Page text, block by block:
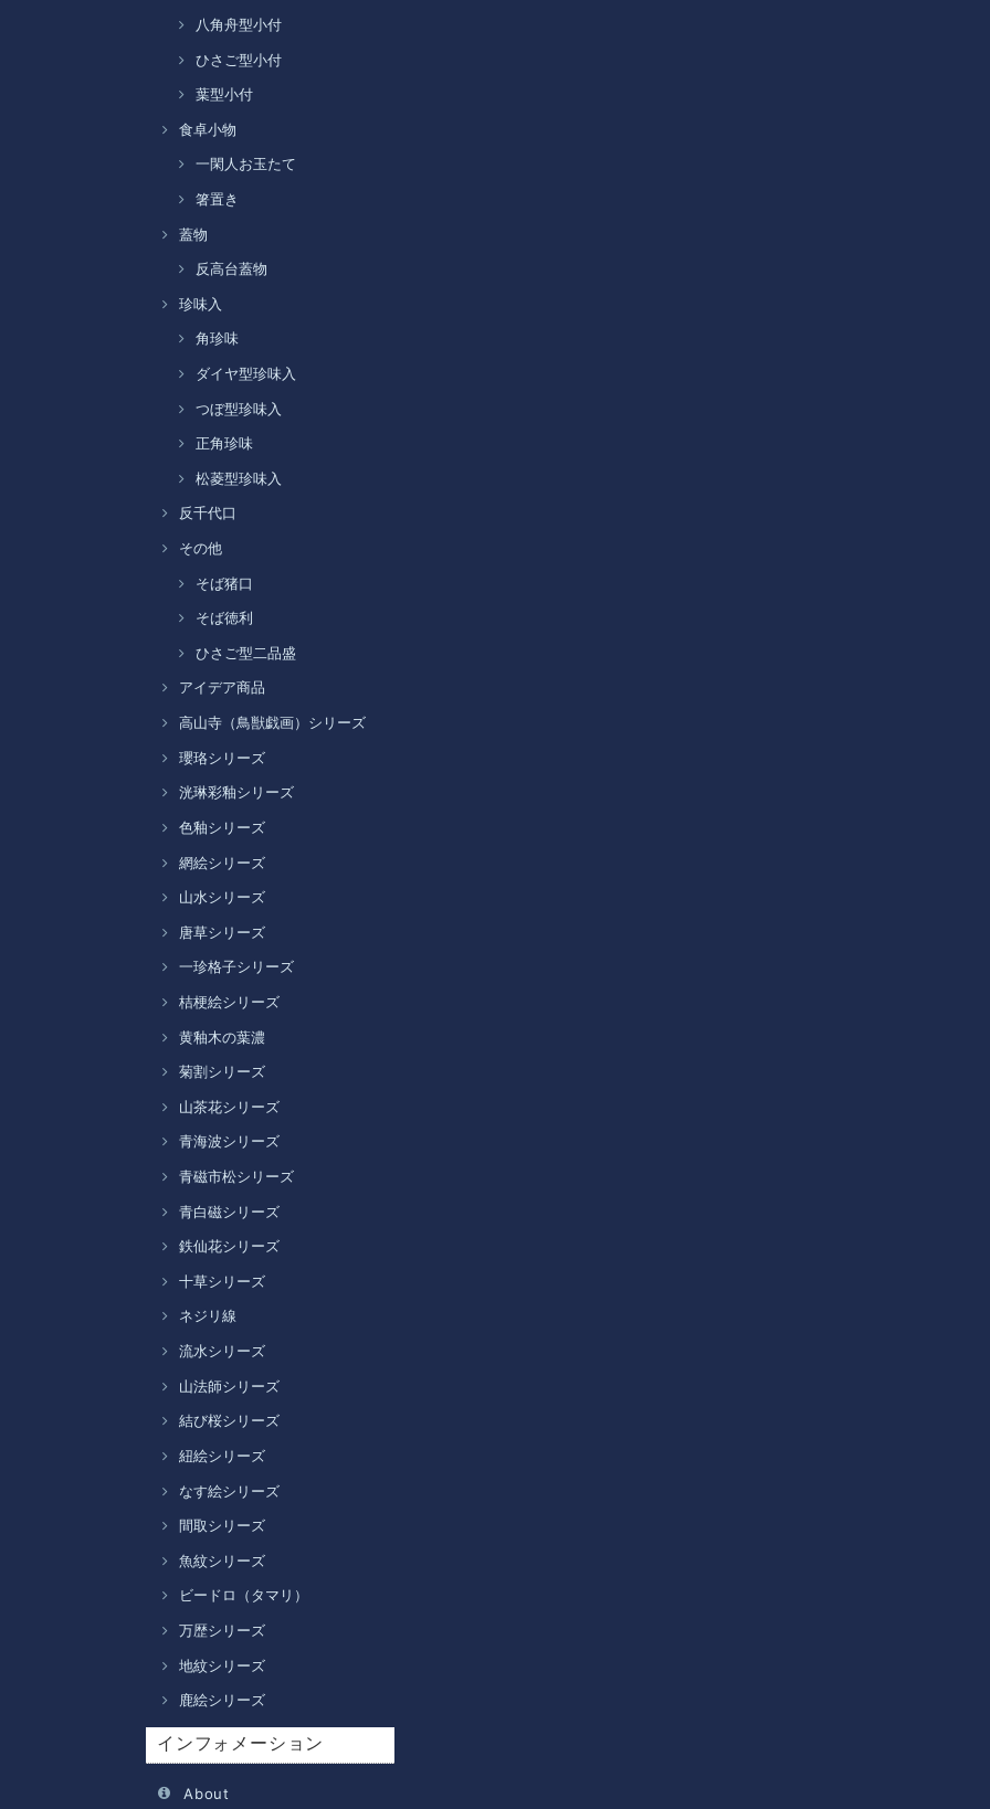
八角舟型小付
ひさご型小付
葉型小付
食卓小物
一閑人お玉たて
箸置き
蓋物
反高台蓋物
珍味入
角珍味
ダイヤ型珍味入
つぼ型珍味入
正角珍味
松菱型珍味入
反千代口
その他
そば猪口
そば徳利
ひさご型二品盛
アイデア商品
高山寺（鳥獣戯画）シリーズ
瓔珞シリーズ
洸琳彩釉シリーズ
色釉シリーズ
網絵シリーズ
山水シリーズ
唐草シリーズ
一珍格子シリーズ
桔梗絵シリーズ
黄釉木の葉濃
菊割シリーズ
山茶花シリーズ
青海波シリーズ
青磁市松シリーズ
青白磁シリーズ
鉄仙花シリーズ
十草シリーズ
ネジリ線
流水シリーズ
山法師シリーズ
結び桜シリーズ
紐絵シリーズ
なす絵シリーズ
間取シリーズ
魚紋シリーズ
ビードロ（タマリ）
万歴シリーズ
地紋シリーズ
鹿絵シリーズ
インフォメーション
About